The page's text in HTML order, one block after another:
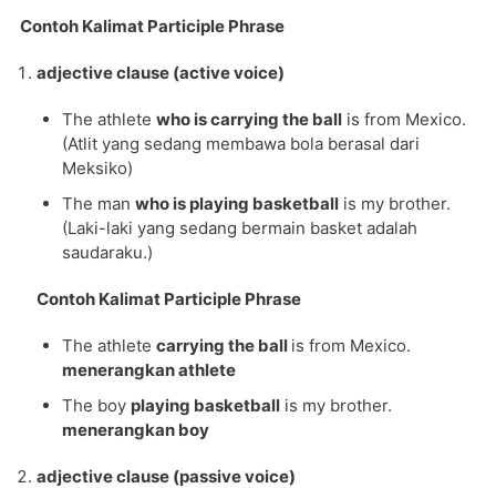
Contoh Kalimat Participle Phrase
adjective clause (active voice)
The athlete who is carrying the ballis from Mexico.
(Atlit yang sedang membawa bola berasal dari
Meksiko)
The man who is playing basketballis my brother.
(Laki-laki yang sedang bermain basket adalah
saudaraku.)
Contoh Kalimat Participle Phrase
The athlete carrying the ball is from Mexico.
menerangkan athlete
The boy playing basketballis my brother.
menerangkan boy
adjective clause (passive voice)